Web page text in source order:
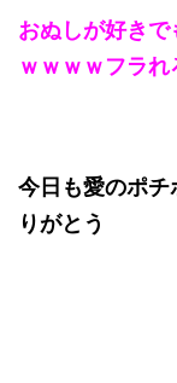
おぬしが好き
ｗｗｗｗフラ
今日も愛のポ
りがとう